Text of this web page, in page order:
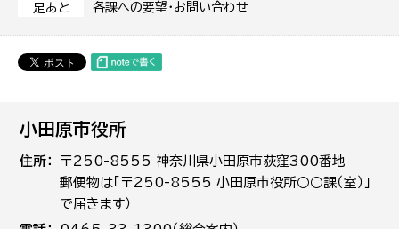
足あと 各課への要望・お問い合わせ
小田原市役所
住所
〒250-8555 神奈川県小田原市荻窪300番地
郵便物は「〒250-8555 小田原市役所○○課（室）」
で届きます）